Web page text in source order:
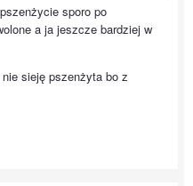
sporo po
a ja jeszcze bardziej w
sieję pszenżyta bo z